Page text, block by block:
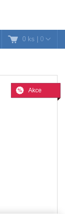
0 ks | 0
Akce